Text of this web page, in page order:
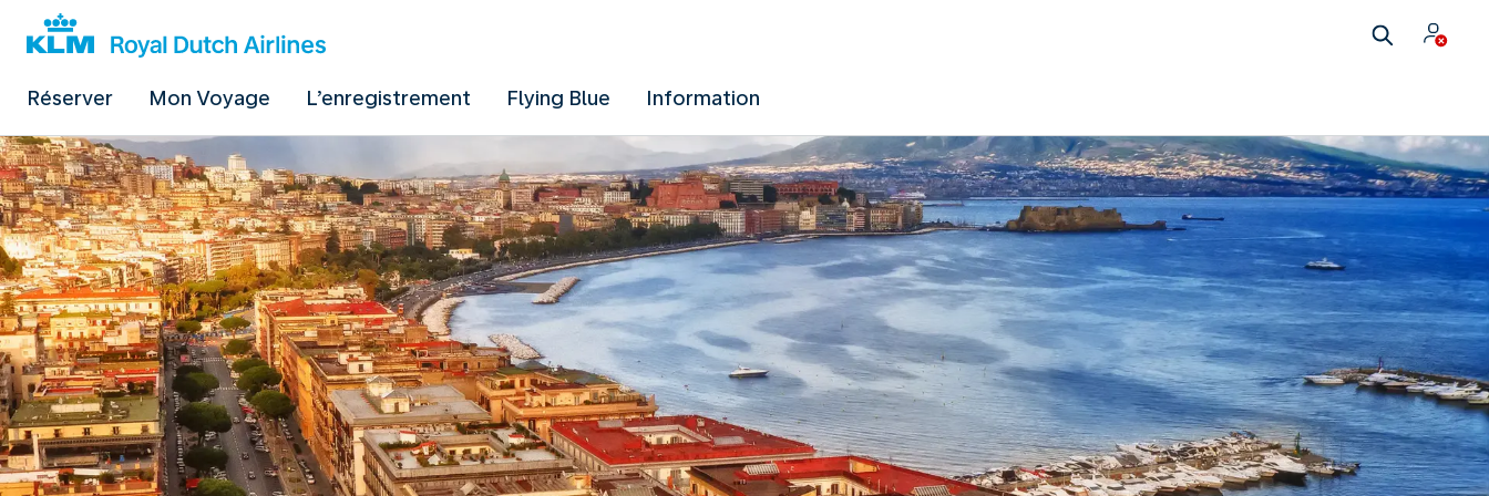
Réserver Mon Voyage L’enregistrement Flying Blue Information